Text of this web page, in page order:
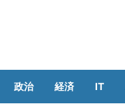
政治 経済 IT